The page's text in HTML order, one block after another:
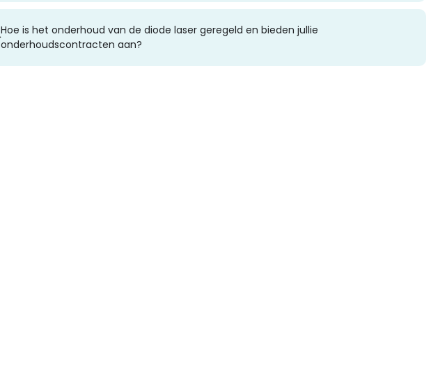
Hoe is het onderhoud van de diode laser geregeld en bieden jullie
onderhoudscontracten aan?